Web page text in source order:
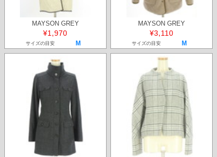
MAYSON GREY
¥1,970
サイズの目安 M
MAYSON GREY
¥3,110
サイズの目安 M